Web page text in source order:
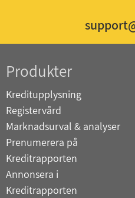
Produkter
Kreditupplysning
Registervård
Marknadsurval & analyser
Prenumerera på
Kreditrapporten
Annonsera i
Kreditrapporten